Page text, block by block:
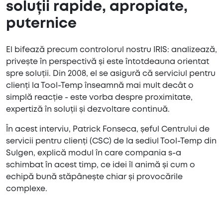
soluții rapide, apropiate,
puternice
El bifează precum controlorul nostru IRIS: analizează,
privește în perspectivă și este întotdeauna orientat
spre soluții. Din 2008, el se asigură că serviciul pentru
clienți la Tool-Temp înseamnă mai mult decât o
simplă reacție - este vorba despre proximitate,
expertiză în soluții și dezvoltare continuă.
În acest interviu, Patrick Fonseca, șeful Centrului de
servicii pentru clienți (CSC) de la sediul Tool-Temp din
Sulgen, explică modul în care compania s-a
schimbat în acest timp, ce idei îl animă și cum o
echipă bună stăpânește chiar și provocările
complexe.